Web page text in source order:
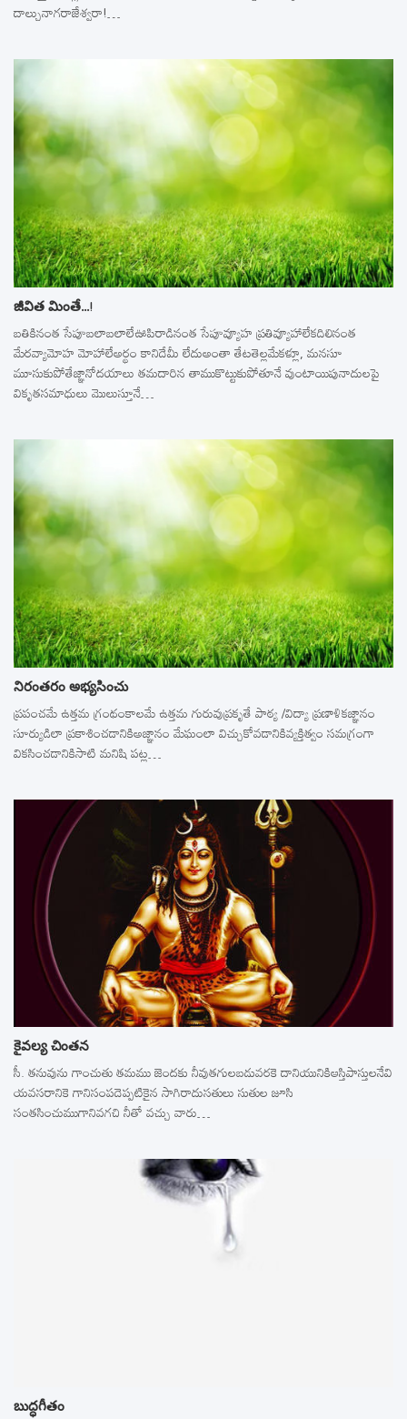
దాల్చునాగరాజేశ్వరా!…
జీవిత మింతే…!
బతికినంత సేపూబలాబలాలేఊపిరాడినంత సేపూవ్యూహ ప్రతివ్యూహాలేకదిలినంత
మేరవ్యామోహ మోహాలేఅర్థం కానిదేమీ లేదుఅంతా తేటతెల్లమేకళ్లూ, మనసూ
మూసుకుపోతేజ్ఞానోదయాలు తమదారిన తాముకొట్టుకుపోతూనే వుంటాయిపునాదులపై
వికృతసమాధులు మొలుస్తూనే…
నిరంతరం అభ్యసించు
ప్రపంచమే ఉత్తమ గ్రంథంకాలమే ఉత్తమ గురువుప్రకృతే పాఠ్య /విద్యా ప్రణాళికజ్ఞానం
సూర్యుడిలా ప్రకాశించడానికిఅజ్ఞానం మేఘంలా విచ్చుకోవడానికివ్యక్తిత్వం సమగ్రంగా
వికసించడానికిసాటి మనిషి పట్ల…
కైవల్య చింతన
సీ. తనువును గాంచుతు తమము జెందకు నీవుతగులబడువరకె దానియునికిఆస్తిపాస్తులనేవి
యవసరానికె గానిసంపదెప్పటికైన సాగిరాదుసతులు సుతుల జూసి
సంతసించుముగానివగచి నీతో వచ్చు వారు…
బుద్ధగీతం